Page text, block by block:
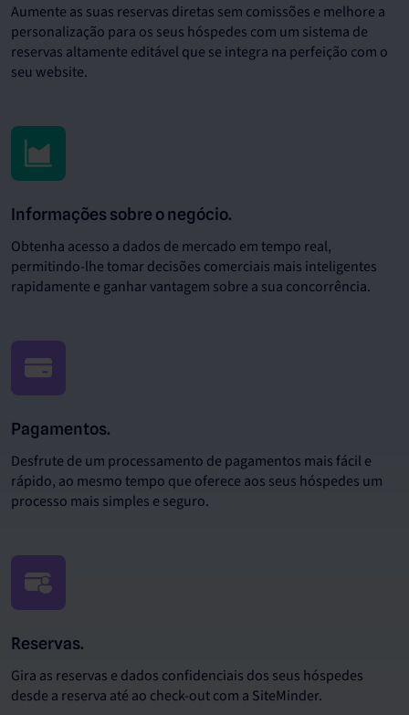
Aumente as suas reservas diretas sem comissões e melhore a
personalização para os seus hóspedes com um sistema de
reservas altamente editável que se integra na perfeição com o
seu website.
Informações sobre o negócio.
Obtenha acesso a dados de mercado em tempo real,
permitindo-lhe tomar decisões comerciais mais inteligentes
rapidamente e ganhar vantagem sobre a sua concorrência.
Pagamentos.
Desfrute de um processamento de pagamentos mais fácil e
rápido, ao mesmo tempo que oferece aos seus hóspedes um
processo mais simples e seguro.
Reservas.
Gira as reservas e dados confidenciais dos seus hóspedes
desde a reserva até ao check-out com a SiteMinder.